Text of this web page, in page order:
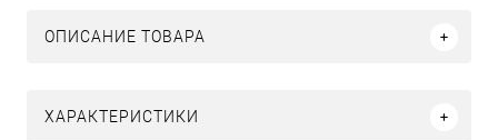
ОПИСАНИЕ ТОВАРА
ХАРАКТЕРИСТИКИ